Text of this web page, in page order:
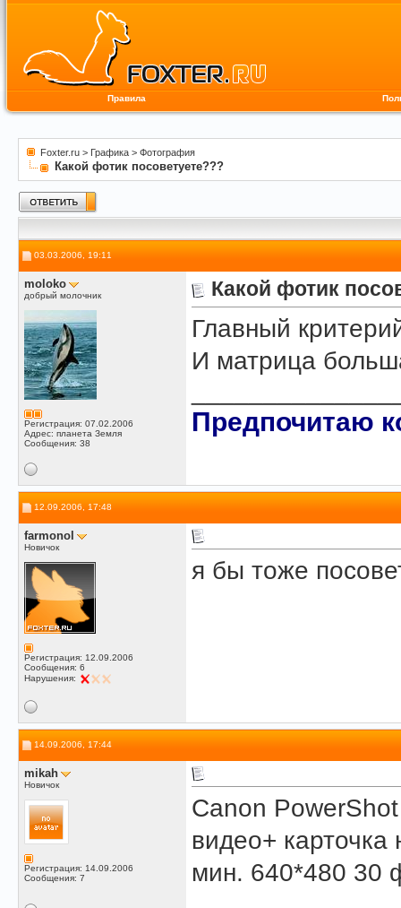
Правила
Foxter.ru > Графика > Фотография
Какой фотик посоветуете???
03.03.2006, 19:11
moloko
добрый молочник
Регистрация: 07.02.2006
Адрес: планета Земля
Сообщения: 38
Какой фотик
Главный
И матрица
Предпочитаю
12.09.2006, 17:48
farmonol
Новичок
Регистрация: 12.09.2006
Сообщения: 6
Нарушения:
я бы тоже
14.09.2006, 17:44
mikah
Новичок
Регистрация: 14.09.2006
Сообщения: 7
Canon
видео+ карточка
мин. 640*480 30